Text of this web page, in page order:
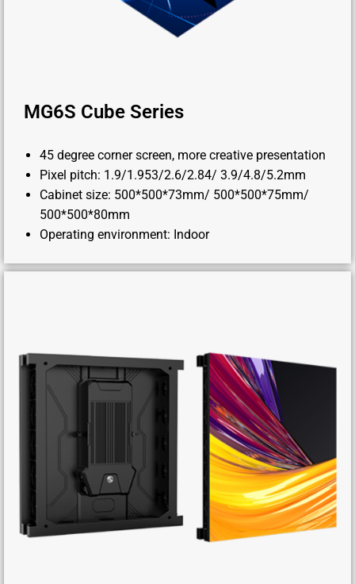
MG6S Cube Series
45 degree corner screen, more creative presentation
Pixel pitch: 1.9/1.953/2.6/2.84/ 3.9/4.8/5.2mm
Cabinet size: 500*500*73mm/ 500*500*75mm/
500*500*80mm
Operating environment: Indoor